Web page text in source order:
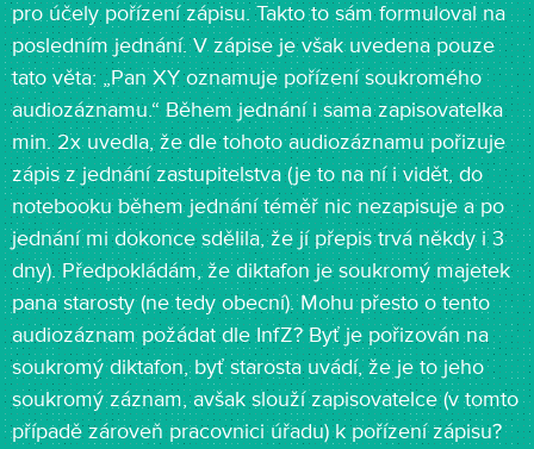
pro účely pořízení zápisu. Takto to sám formuloval na
posledním jednání. V zápise je však uvedena pouze
tato věta: „Pan XY oznamuje pořízení soukromého
audiozáznamu.“ Během jednání i sama zapisovatelka
min. 2x uvedla, že dle tohoto audiozáznamu pořizuje
zápis z jednání zastupitelstva (je to na ní i vidět, do
notebooku během jednání téměř nic nezapisuje a po
jednání mi dokonce sdělila, že jí přepis trvá někdy i 3
dny). Předpokládám, že diktafon je soukromý majetek
pana starosty (ne tedy obecní). Mohu přesto o tento
audiozáznam požádat dle InfZ? Byť je pořizován na
soukromý diktafon, byť starosta uvádí, že je to jeho
soukromý záznam, avšak slouží zapisovatelce (v tomto
případě zároveň pracovnici úřadu) k pořízení zápisu?